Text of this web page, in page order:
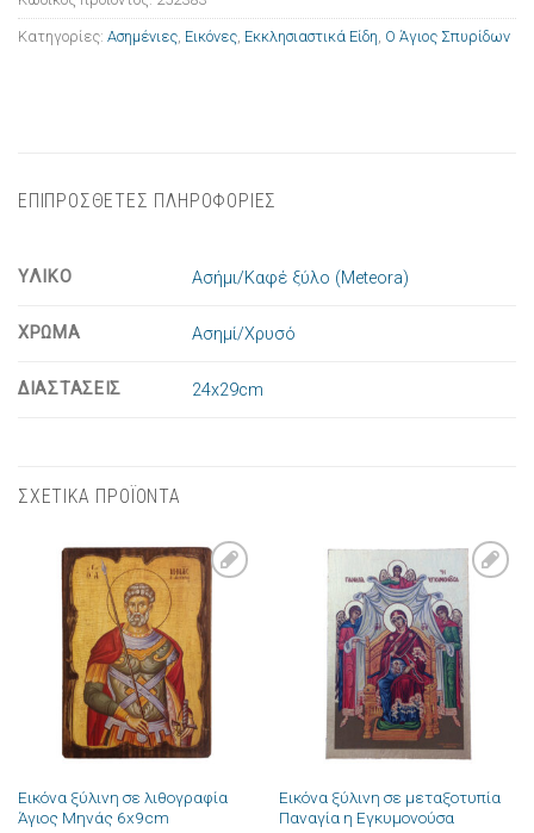
Κατηγορίες: Ασημένιες Εικόνες Εκκλησιαστικά Είδη Ο Άγιος Σπυρίδων
ΕΠΙΠΡΟΣΘΕΤΕΣ ΠΛΗΡΟΦΟΡΙΕΣ
ΥΛΙΚΟ Ασήμι/Καφέ ξύλο (Meteora)
ΧΡΩΜΑ Ασημί/Χρυσό
ΔΙΑΣΤΑΣΕΙΣ 24x29cm
ΣΧΕΤΙΚΑ ΠΡΟΪΟΝΤΑ
Πρόσθήκη
στην λίστα
επιθυμιών
Εικόνα ξύλινη σε λιθογραφία
Άγιος Μηνάς 6x9cm
Πρόσθήκη
στην λίστα
επιθυμιών
Εικόνα ξύλινη σε μεταξοτυπία
Παναγία η Εγκυμονούσα